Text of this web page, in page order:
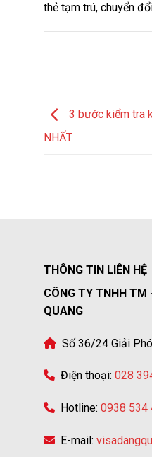
thẻ tạm trú, chuyển
3 bước kiểm tra
NHẤT
THÔNG TIN LIÊN HỆ
CÔNG TY TNHH TM
QUANG
Số 36/24 Giải
Điện thoại: 028
Hotline: 0938 534
E-mail: